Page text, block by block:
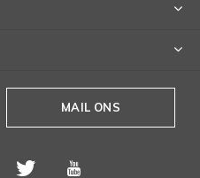
MAIL ONS